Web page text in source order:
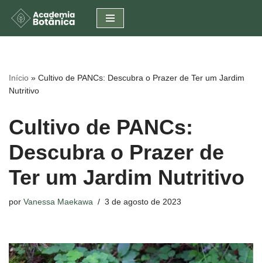
Pular
conteúdo
Início » Cultivo de PANCs: Descubra o Prazer de Ter um Jardim
Nutritivo
Cultivo de PANCs:
Descubra o Prazer de
Ter um Jardim Nutritivo
por Vanessa Maekawa 3 de agosto de 2023